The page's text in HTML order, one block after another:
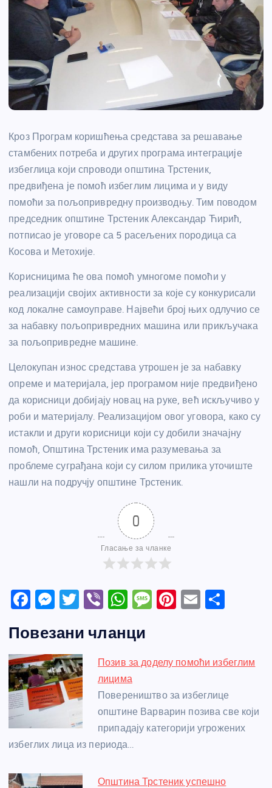
Кроз Програм коришћења средстава за решавање
стамбених потреба и других програма интеграције
избеглица који спроводи општина Трстеник,
предвиђена је помоћ избеглим лицима и у виду
помоћи за пољопривредну производњу. Тим поводом
председник општине Трстеник Александар Ћирић,
потписао је уговоре са 5 расељених породица са
Косова и Метохије.
Корисницима ће ова помоћ умногоме помоћи у
реализацији својих активности за које су конкурисали
код локалне самоуправе. Највећи број њих одлучио се
за набавку пољопривредних машина или прикључака
за пољопривредне машине.
Целокупан износ средстава утрошен је за набавку
опреме и материјала, јер програмом није предвиђено
да корисници добијају новац на руке, већ искључиво у
роби и материјалу. Реализацијом овог уговора, како су
истакли и други корисници који су добили значајну
помоћ, Општина Трстеник има разумевања за
проблеме суграђана који су силом прилика уточиште
нашли на подручју општине Трстеник.
0
Гласање за чланке
F
c
e
b
o
o
k
M
ss
e
n
g
T
itt
er
Vi
er
W
at
s
A
p
p
M
a
e
Pi
e
E
e
Повезани чланци
Позив за доделу помоћи избеглим
лицима
Повереништво за избеглице
општине Варварин позива све који
припадају категорији угрожених
избеглих лица из периода…
Општина Трстеник успешно